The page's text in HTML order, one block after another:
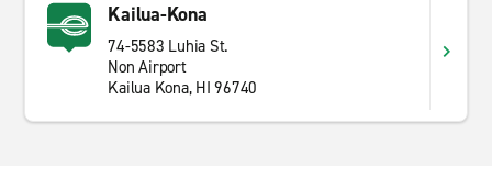
Kailua-Kona
74-5583 Luhia St.
Non Airport
Kailua Kona, HI 96740